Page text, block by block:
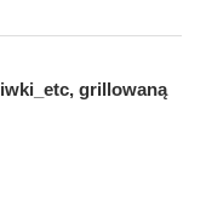
grillowaną